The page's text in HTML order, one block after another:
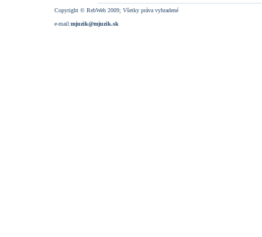
Copyright © RebWeb 2009; Všetky práva vyhradené
e-mail:mjuzik@mjuzik.sk